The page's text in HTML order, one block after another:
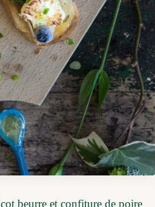
beurre et confiture de poire